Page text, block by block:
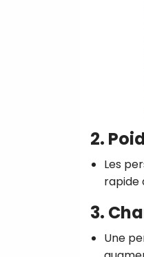
2.
Les
rapide
3.
Une